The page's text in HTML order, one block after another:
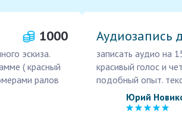
1000
эскиза.
( красный
ралов
Аудиозапись
записать аудио на
красивый голос и
подобный опыт.
Юрий